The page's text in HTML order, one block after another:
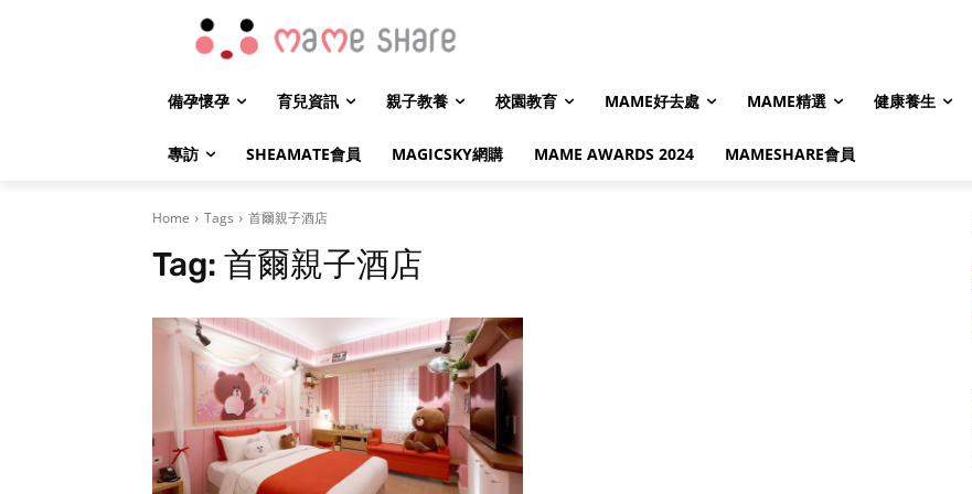
備孕懷孕 育兒資訊 親子教養 校園教育 MAME好去處 MAME精選 健康養生
專訪 SHEAMATE會員 MAGICSKY網購 MAME AWARDS 2024 MAMESHARE會員
Home Tags 首爾親子酒店
Tag: 首爾親子酒店